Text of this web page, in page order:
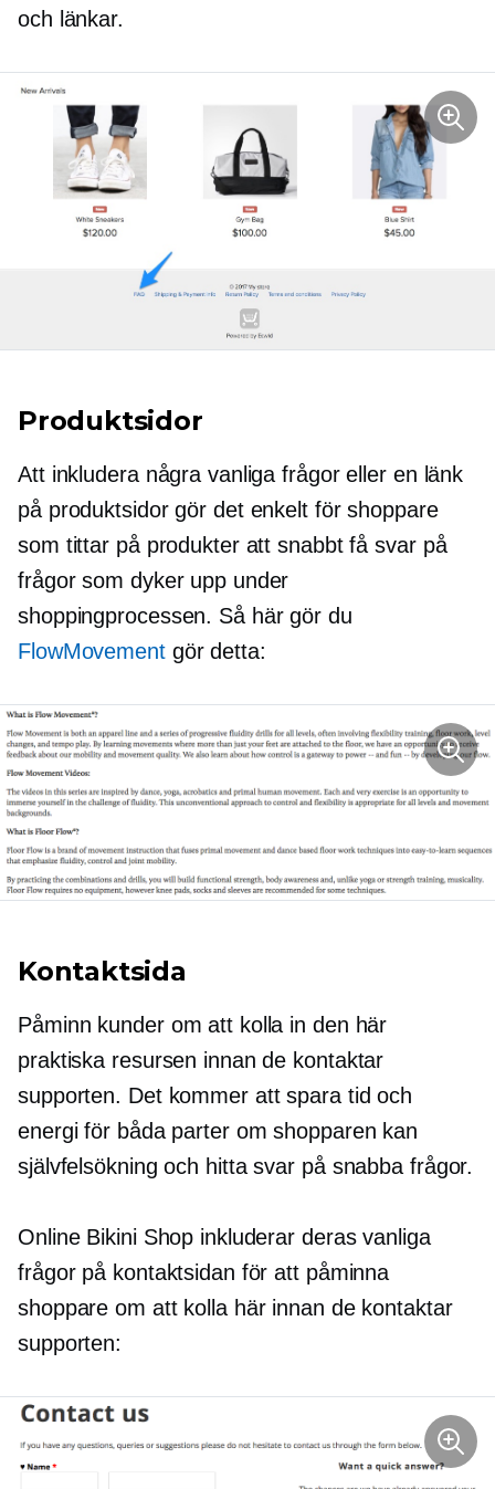
och länkar.
Produktsidor
Att inkludera några vanliga frågor eller en länk
på produktsidor gör det enkelt för shoppare
som tittar på produkter att snabbt få svar på
frågor som dyker upp under
shoppingprocessen. Så här gör du
FlowMovementgör detta:
Kontaktsida
Påminn kunder om att kolla in den här
praktiska resursen innan de kontaktar
supporten. Det kommer att spara tid och
energi för båda parter om shopparen kan
självfelsökning och hitta svar på snabba frågor.
Online Bikini Shop inkluderar deras vanliga
frågor på kontaktsidan för att påminna
shoppare om att kolla här innan de kontaktar
supporten: